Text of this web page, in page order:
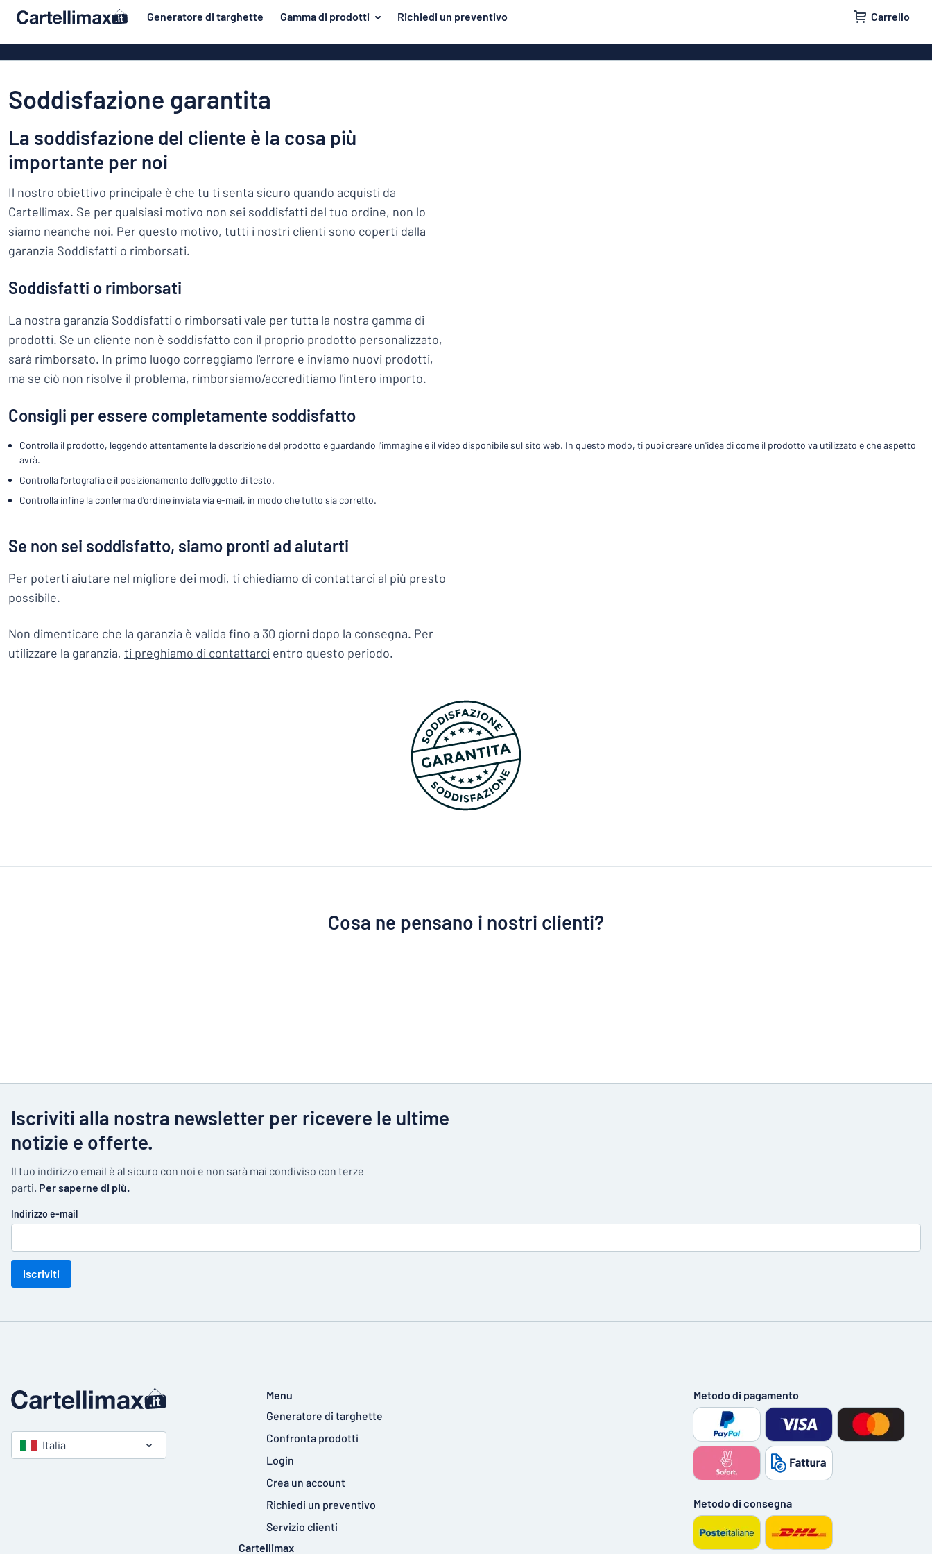
principale Generatore di targhette Gamma di prodotti Richiedi un preventivo Carrello
Per la casa
Traffico e veicoli
Targhette identificative
Adesivi
Targhette per animali
Targhette per bambini
Targhe in PVC
Targhe in alluminio
come le targhe
Targhe in plexiglass
Targhe in ottone
Targhe magnetiche
popolari
Materiale
Porta
cassetta
postale
Per
casa
Traffico
e
identificative
Visualizza tutte le categorie
Richiedi
un
preventivo
Login
Servizio
clienti
Privato / Azienda
menu
della targhetta
Soddisfazione garantita
La soddisfazione del cliente è la cosa più
importante per noi
Il nostro obiettivo principale è che tu ti senta sicuro quando acquisti da
Cartellimax. Se per qualsiasi motivo non sei soddisfatti del tuo ordine, non lo
siamo neanche noi. Per questo motivo, tutti i nostri clienti sono coperti dalla
garanzia Soddisfatti o rimborsati.
Soddisfatti o rimborsati
La nostra garanzia Soddisfatti o rimborsati vale per tutta la nostra gamma di
prodotti. Se un cliente non è soddisfatto con il proprio prodotto personalizzato,
sarà rimborsato. In primo luogo correggiamo l'errore e inviamo nuovi prodotti,
ma se ciò non risolve il problema, rimborsiamo/accreditiamo l'intero importo.
Consigli per essere completamente soddisfatto
Controlla il prodotto, leggendo attentamente la descrizione del prodotto e guardando l'immagine e il video disponibile sul sito web. In questo modo, ti puoi creare un'idea di come il prodotto va utilizzato e che aspetto
avrà.
Controlla l'ortografia e il posizionamento dell'oggetto di testo.
Controlla infine la conferma d'ordine inviata via e-mail, in modo che tutto sia corretto.
Se non sei soddisfatto, siamo pronti ad aiutarti
Per poterti aiutare nel migliore dei modi, ti chiediamo di contattarci al più presto
possibile.
Non dimenticare che la garanzia è valida fino a 30 giorni dopo la consegna. Per
utilizzare la garanzia, ti preghiamo di contattarci entro questo periodo.
Cosa ne pensano i nostri clienti?
Iscriviti alla nostra newsletter per ricevere le ultime
notizie e offerte.
Il tuo indirizzo email è al sicuro con noi e non sarà mai condiviso con terze
parti. Per saperne di più.
Indirizzo e-mail
Iscriviti
Italia
Menu
Generatore di targhette
Confronta prodotti
Login
Crea un account
Richiedi un preventivo
Servizio clienti
Cartellimax
Metodo di pagamento
Metodo di consegna